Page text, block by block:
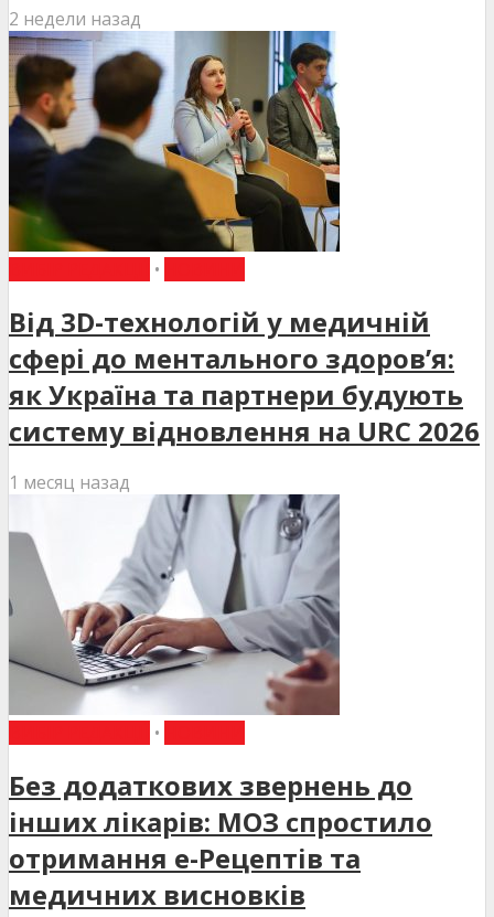
2 недели назад
•
Від 3D-технологій у медичній
сфері до ментального здоров’я:
як Україна та партнери будують
систему відновлення на URC 2026
1 месяц назад
•
Без додаткових звернень до
інших лікарів: МОЗ спростило
отримання е-Рецептів та
медичних висновків